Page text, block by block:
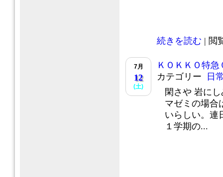
続きを読む | 閲
7月
12
(土)
ＫＯＫＫＯ特急
カテゴリー
日
閑さや 岩に
マゼミの場合
いらしい。連
１学期の...